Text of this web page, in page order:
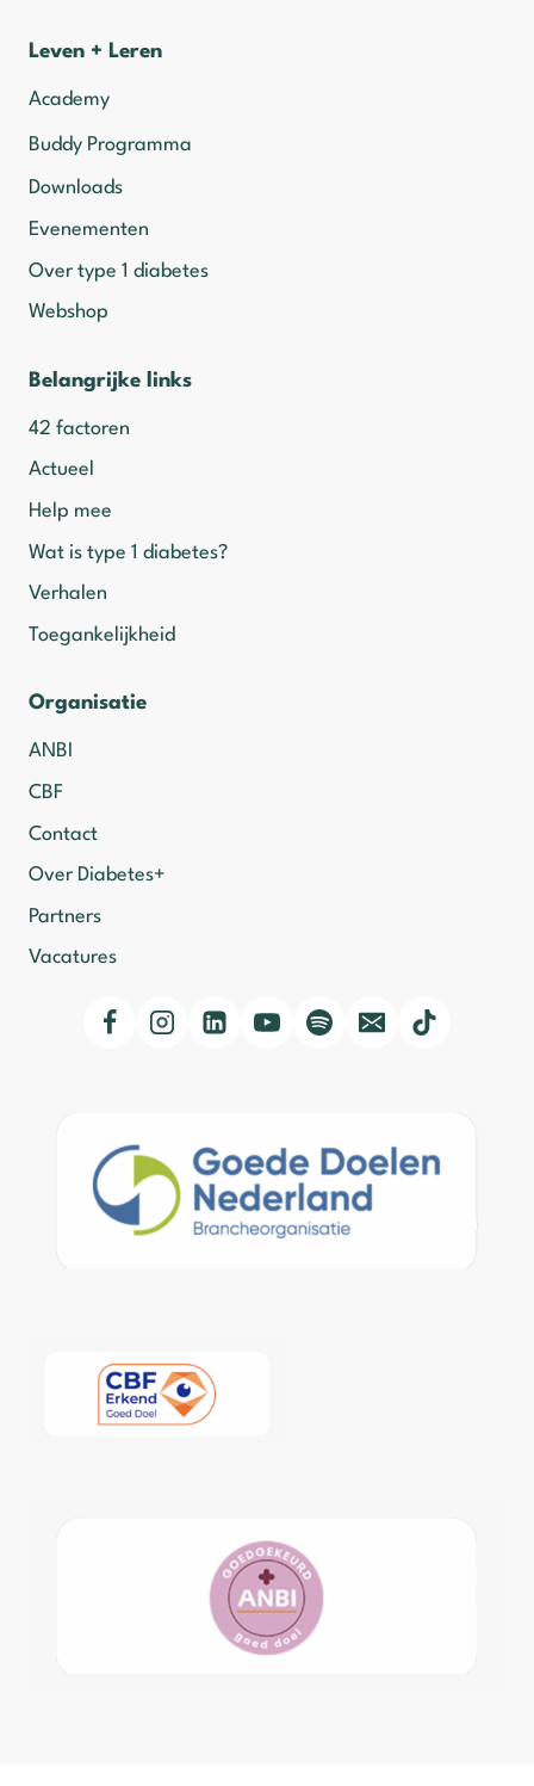
Leven + Leren
Academy
Buddy Programma
Downloads
Evenementen
Over type 1 diabetes
Webshop
Belangrijke links
42 factoren
Actueel
Help mee
Wat is type 1 diabetes?
Verhalen
Toegankelijkheid
Organisatie
ANBI
CBF
Contact
Over Diabetes+
Partners
Vacatures